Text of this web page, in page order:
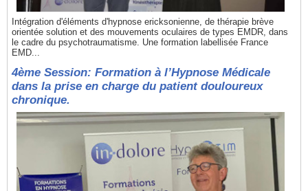
Intégration d'éléments d'hypnose ericksonienne, de thérapie brève
orientée solution et des mouvements oculaires de types EMDR, dans
le cadre du psychotraumatisme. Une formation labellisée France
EMD...
4ème Session: Formation à l’Hypnose Médicale
dans la prise en charge du patient douloureux
chronique.